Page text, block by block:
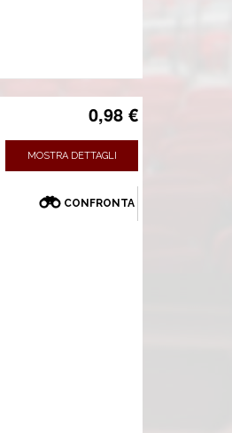
0,98 €
MOSTRA DETTAGLI
CONFRONTA